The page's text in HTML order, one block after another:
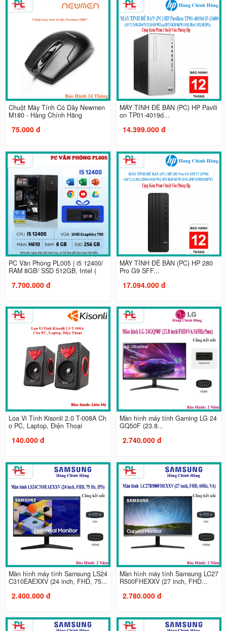
Chuột Máy Tính Có Dây Newmen
M180 - Hàng Chính Hãng
75.000 đ
MÁY TÍNH ĐỂ BÀN (PC) HP Pavili
on TP01-4019d...
14.399.000 đ
PC Văn Phòng PL005 | i5 12400/
RAM 8GB/ SSD 512GB, Intel (
7.700.000 đ
MÁY TÍNH ĐỂ BÀN (PC) HP 280
Pro G9 SFF...
17.094.000 đ
Loa Vi Tính Kisonli 2.0 T-008A Ch
o PC, Laptop, Điện Thoại
140.000 đ
Màn hình máy tính Gaming LG 24
GQ50F (23.8...
2.740.000 đ
Màn hình máy tính Samsung LS24
C310EAEXXV (24 inch, FHD, 75...
2.400.000 đ
Màn hình máy tính Samsung LC27
R500FHEXXV (27 inch, FHD...
2.780.000 đ